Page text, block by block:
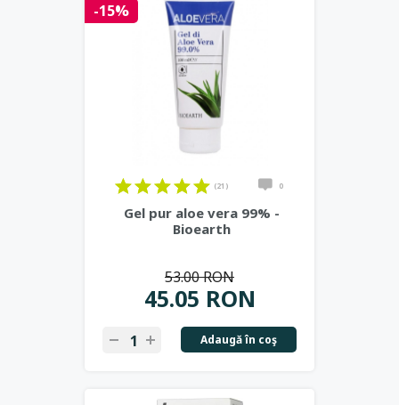
-15%
(21) 0
Gel pur aloe vera 99% -
Bioearth
45.05 RON
53.00 RON
Adaugă în coş